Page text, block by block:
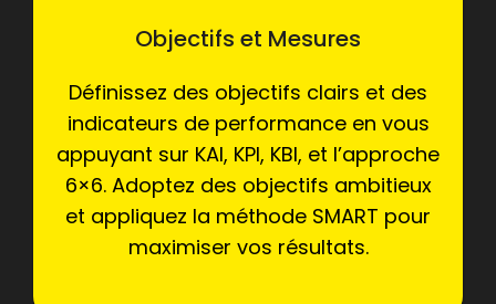
Objectifs et Mesures
Définissez des objectifs clairs et des
indicateurs de performance en vous
appuyant sur KAI, KPI, KBI, et l’approche
6×6. Adoptez des objectifs ambitieux
et appliquez la méthode SMART pour
maximiser vos résultats.